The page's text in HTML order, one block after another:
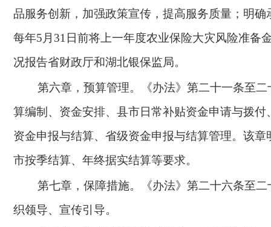
品服务创新，加强政策宣传，提高服务质量；明确
每年5月31日前将上一年度农业保险大灾风险准备
况报告省财政厅和湖北银保监局。
第六章，预算管理。《办法》第二十一条至
算编制、资金安排、县市日常补贴资金申请与拨付
资金申报与结算、省级资金申报与结算管理。该章
市按季结算、年终据实结算等要求。
第七章，保障措施。《办法》第二十六条至
织领导、宣传引导。